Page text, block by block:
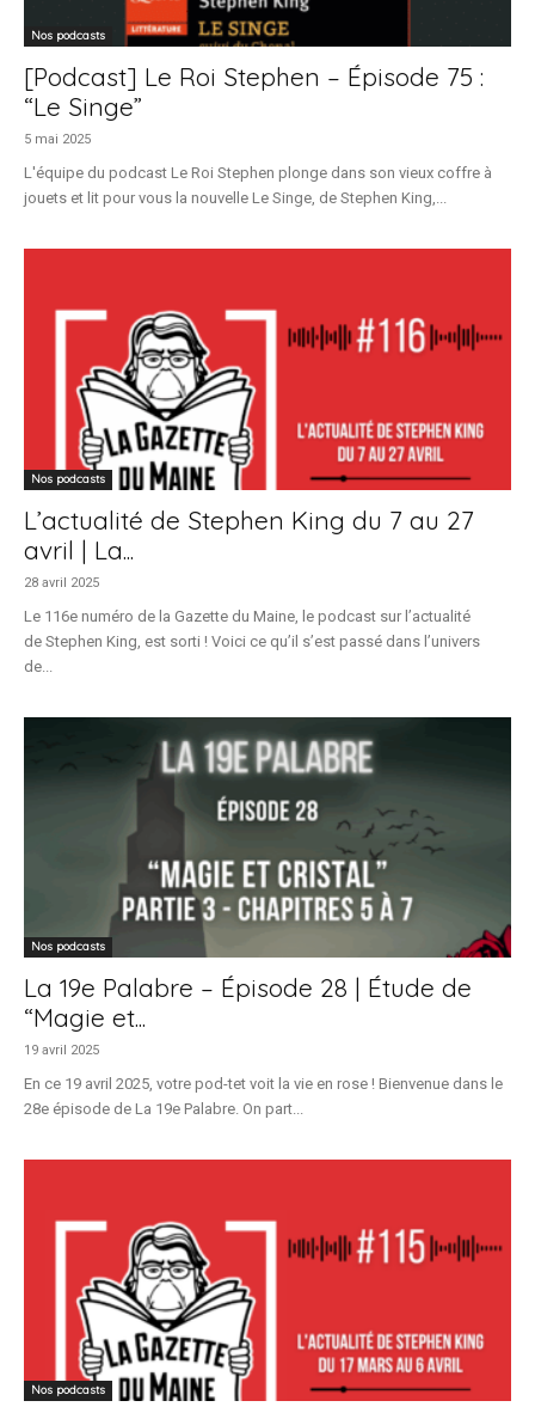
Nos podcasts
[Podcast] Le Roi Stephen – Épisode 75 :
“Le Singe”
5 mai 2025
L'équipe du podcast Le Roi Stephen plonge dans son vieux coffre à
jouets et lit pour vous la nouvelle Le Singe, de Stephen King,...
Nos podcasts
L’actualité de Stephen King du 7 au 27
avril | La...
28 avril 2025
Le 116e numéro de la Gazette du Maine, le podcast sur l’actualité
de Stephen King, est sorti ! Voici ce qu’il s’est passé dans l’univers
de...
Nos podcasts
La 19e Palabre – Épisode 28 | Étude de
“Magie et...
19 avril 2025
En ce 19 avril 2025, votre pod-tet voit la vie en rose ! Bienvenue dans le
28e épisode de La 19e Palabre. On part...
Nos podcasts